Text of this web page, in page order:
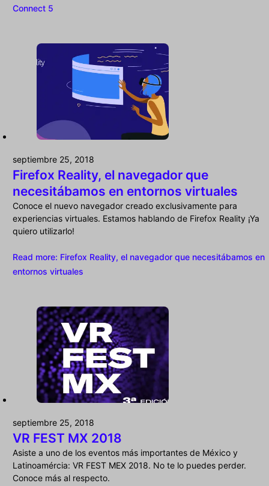
Connect 5
septiembre 25, 2018
Firefox Reality, el navegador que
necesitábamos en entornos virtuales
Conoce el nuevo navegador creado exclusivamente para
experiencias virtuales. Estamos hablando de Firefox Reality ¡Ya
quiero utilizarlo!
Read more: Firefox Reality, el navegador que necesitábamos en
entornos virtuales
septiembre 25, 2018
VR FEST MX 2018
Asiste a uno de los eventos más importantes de México y
Latinoamércia: VR FEST MEX 2018. No te lo puedes perder.
Conoce más al respecto.